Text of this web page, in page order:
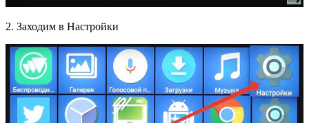
2. Заходим в Настройки